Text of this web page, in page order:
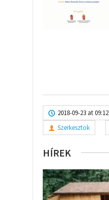
2018-09-23 at 09:12
Szerkesztok
HÍREK